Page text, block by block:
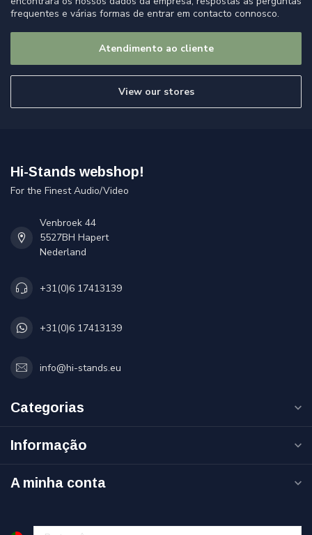
frequentes e várias formas de entrar em contacto connosco.
Atendimento ao cliente
View our stores
Hi-Stands webshop!
For the Finest Audio/Video
Venbroek 44
5527BH Hapert
Nederland
+31(0)6 17413139
+31(0)6 17413139
info@hi-stands.eu
Categorias
Informação
A minha conta